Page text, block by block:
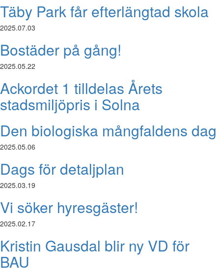
Täby Park får efterlängtad skola
2025.07.03
Bostäder på gång!
2025.05.22
Ackordet 1 tilldelas Årets
stadsmiljöpris i Solna
Den biologiska mångfaldens dag
2025.05.06
Dags för detaljplan
2025.03.19
Vi söker hyresgäster!
2025.02.17
Kristin Gausdal blir ny VD för
BAU